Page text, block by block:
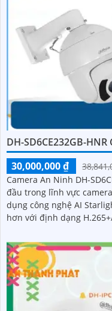
DH-SD6CE232GB-HNR
30,000,000 ₫
Camera An Ninh DH-
đầu trong lĩnh vực camera an ninh.
dụng công nghệ AI
hơn với định dạng